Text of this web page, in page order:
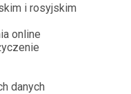
i rosyjskim
online
danych